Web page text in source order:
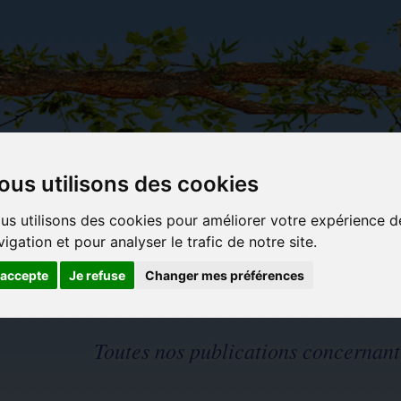
utilisons des cookies
utilisons des cookies pour améliorer votre expérience
et pour analyser le trafic de notre site.
Je refuse Changer mes préférences
manuelles,
détente et
jeux
cadeaux
originaux
Du
Toutes nos publications